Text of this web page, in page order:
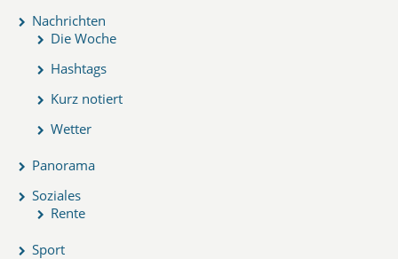
Nachrichten
Die Woche
Hashtags
Kurz notiert
Wetter
Panorama
Soziales
Rente
Sport